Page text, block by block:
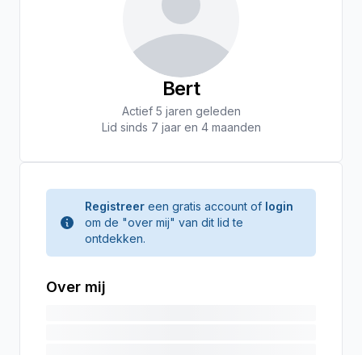
Bert
Actief 5 jaren geleden
Lid sinds 7 jaar en 4 maanden
Registreer een gratis account of login
om de "over mij" van dit lid te
ontdekken.
Over mij